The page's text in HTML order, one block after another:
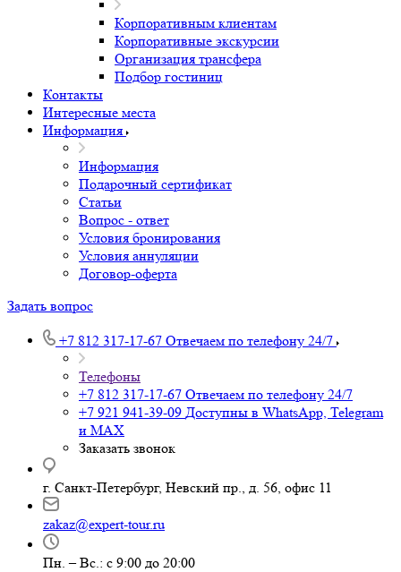
Корпоративным клиентам
Корпоративные экскурсии
Организация трансфера
Подбор гостиниц
Контакты
Интересные места
Информация
Информация
Подарочный сертификат
Статьи
Вопрос - ответ
Условия бронирования
Условия аннуляции
Договор-оферта
Задать вопрос
+7 812 317-17-67 Отвечаем по телефону 24/7
Телефоны
+7 812 317-17-67 Отвечаем по телефону 24/7
+7 921 941-39-09 Доступны в WhatsApp, Telegram
и MAX
Заказать звонок
г. Санкт-Петербург, Невский пр., д. 56, офис 11
zakaz@expert-tour.ru
Пн. – Вс.: с 9:00 до 20:00